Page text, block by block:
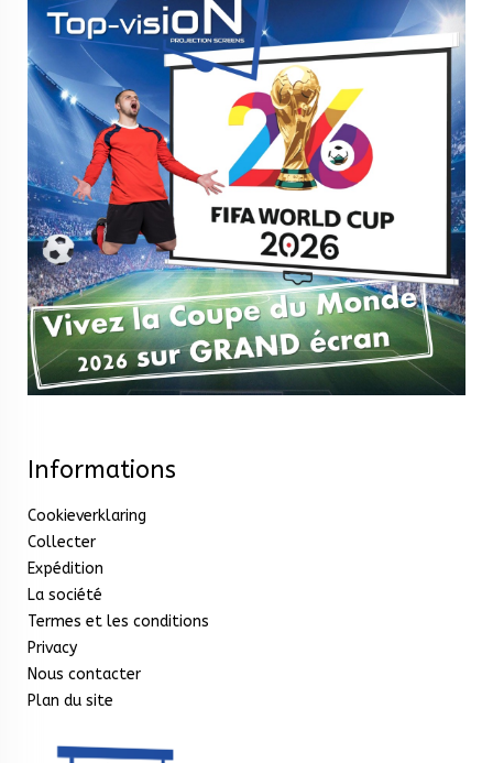
Informations
Cookieverklaring
Collecter
Expédition
La société
Termes et les conditions
Privacy
Nous contacter
Plan du site